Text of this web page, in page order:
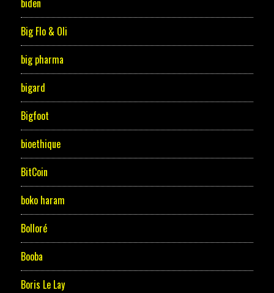
biden
Big Flo & Oli
big pharma
bigard
Bigfoot
bioethique
BitCoin
boko haram
Bolloré
Booba
Boris Le Lay